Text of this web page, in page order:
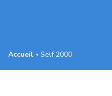
Accueil » Self 2000